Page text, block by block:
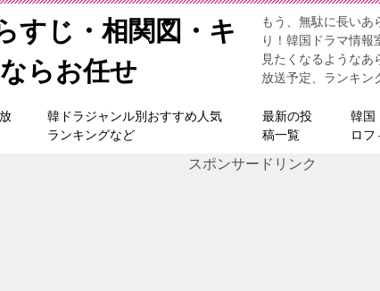
すじ・相関図・キ
らお任せ
もう、無駄に長いあ
り！韓国ドラマ情
見たくなるような
放送予定、ランキン
韓ドラジャンル別おすすめ人気
ランキングなど
最新の投
稿一覧
韓国
ロフ
スポンサードリンク